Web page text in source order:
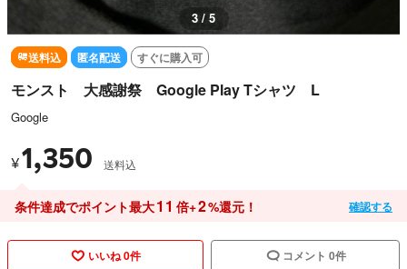
3 / 5
送料込 匿名配送 すぐに購入可
モンスト 大感謝祭 Google Play Tシャツ L
Google
¥1,350 送料込
条件達成でポイント最大11 倍+2%還元！ 確認する
いいね 0件 コメント 0件